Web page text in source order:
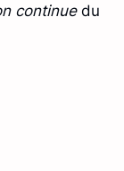
continuedu